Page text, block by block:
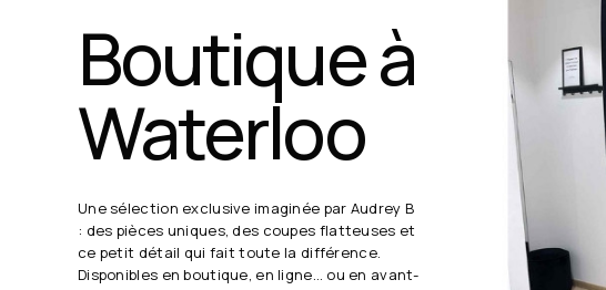
live lundi
24 août
19h30
Chaque semaine, Audrey B. dévoile ses coups